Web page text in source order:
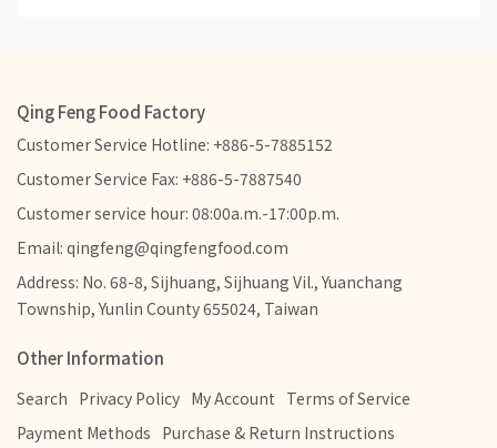
Qing Feng Food Factory
Customer Service Hotline: +886-5-7885152
Customer Service Fax: +886-5-7887540
Customer service hour: 08:00a.m.-17:00p.m.
Email: qingfeng@qingfengfood.com
Address: No. 68-8, Sijhuang, Sijhuang Vil., Yuanchang
Township, Yunlin County 655024, Taiwan
Other Information
Search Privacy Policy My Account Terms of Service
Payment Methods Purchase & Return Instructions